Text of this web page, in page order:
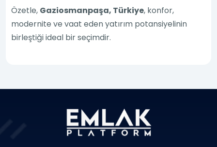
Özetle, Gaziosmanpaşa, Türkiye, konfor,
modernite ve vaat eden yatırım potansiyelinin
birleştiği ideal bir seçimdir.